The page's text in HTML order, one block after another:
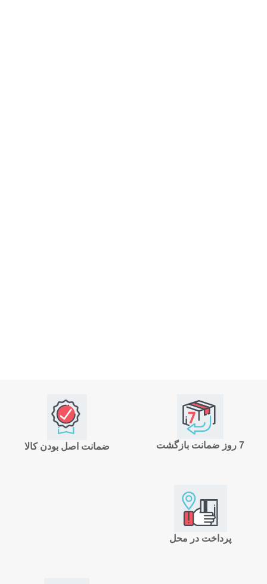
ضمانت اصل بودن کالا 7 روز ضمانت بازگشت
پرداخت در محل